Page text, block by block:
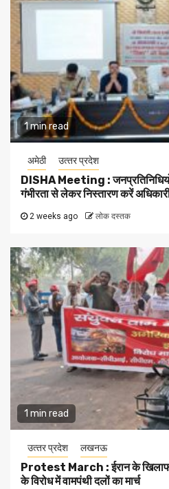
1 min read
अमेठी उत्‍तर प्रदेश
DISHA Meeting : जनप्रतिनिधियों
गंभीरता से लेकर निस्तारण करें
2 weeks ago लोक दस्तक
1 min read
उत्‍तर प्रदेश लखनऊ
Protest March : ईरान के
के विरोध में वामपंथी दलों का मार्च